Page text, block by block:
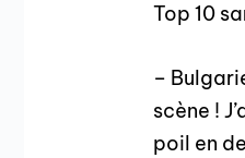
Top 10
–
scène !
poil en